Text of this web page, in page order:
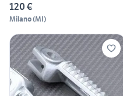
120 €
Milano(MI)